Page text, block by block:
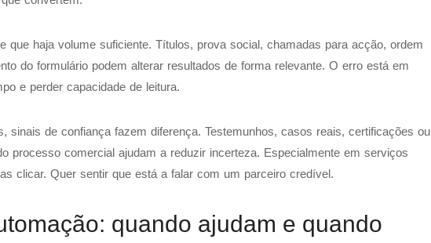
que haja volume suficiente. Títulos, prova social, chamadas para acção, ordem
do formulário podem alterar resultados de forma relevante. O erro está em
e perder capacidade de leitura.
sinais de confiança fazem diferença. Testemunhos, casos reais, certificações ou
processo comercial ajudam a reduzir incerteza. Especialmente em serviços
clicar. Quer sentir que está a falar com um parceiro credível.
quando ajudam e quando